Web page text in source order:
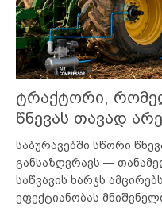
ტრაქტორი,
წნევას თავად
საბურავებში სწორი
განსაზღვრავს —
საწვავის ხარჯს
ეფექტიანობას